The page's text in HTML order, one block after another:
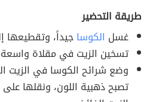
طريقة التحضير
غسل الكوساجيداً، وتقطيعها
تسخين الزيت في مقلاة
وضع شرائح الكوسا في الزيت
تصبح ذهبية اللون، ونقلها